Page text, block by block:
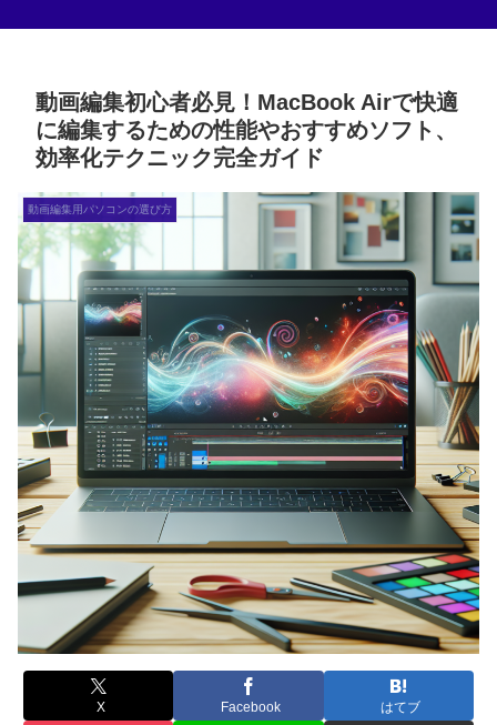
動画編集初心者必見！MacBook Airで快適
に編集するための性能やおすすめソフト、
効率化テクニック完全ガイド
動画編集用パソコンの選び方
X Facebook はてブ